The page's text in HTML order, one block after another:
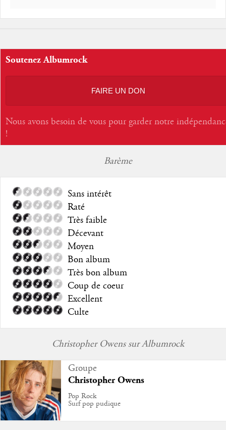
Soutenez Albumrock
FAIRE UN DON
Nous avons besoin de vous pour garder notre
!
Barème
Sans intérêt
Raté
Très faible
Décevant
Moyen
Bon album
Très bon album
Coup de coeur
Excellent
Culte
Christopher Owens sur Albumrock
Groupe
Christopher Owens
Pop Rock
Surf pop pudique